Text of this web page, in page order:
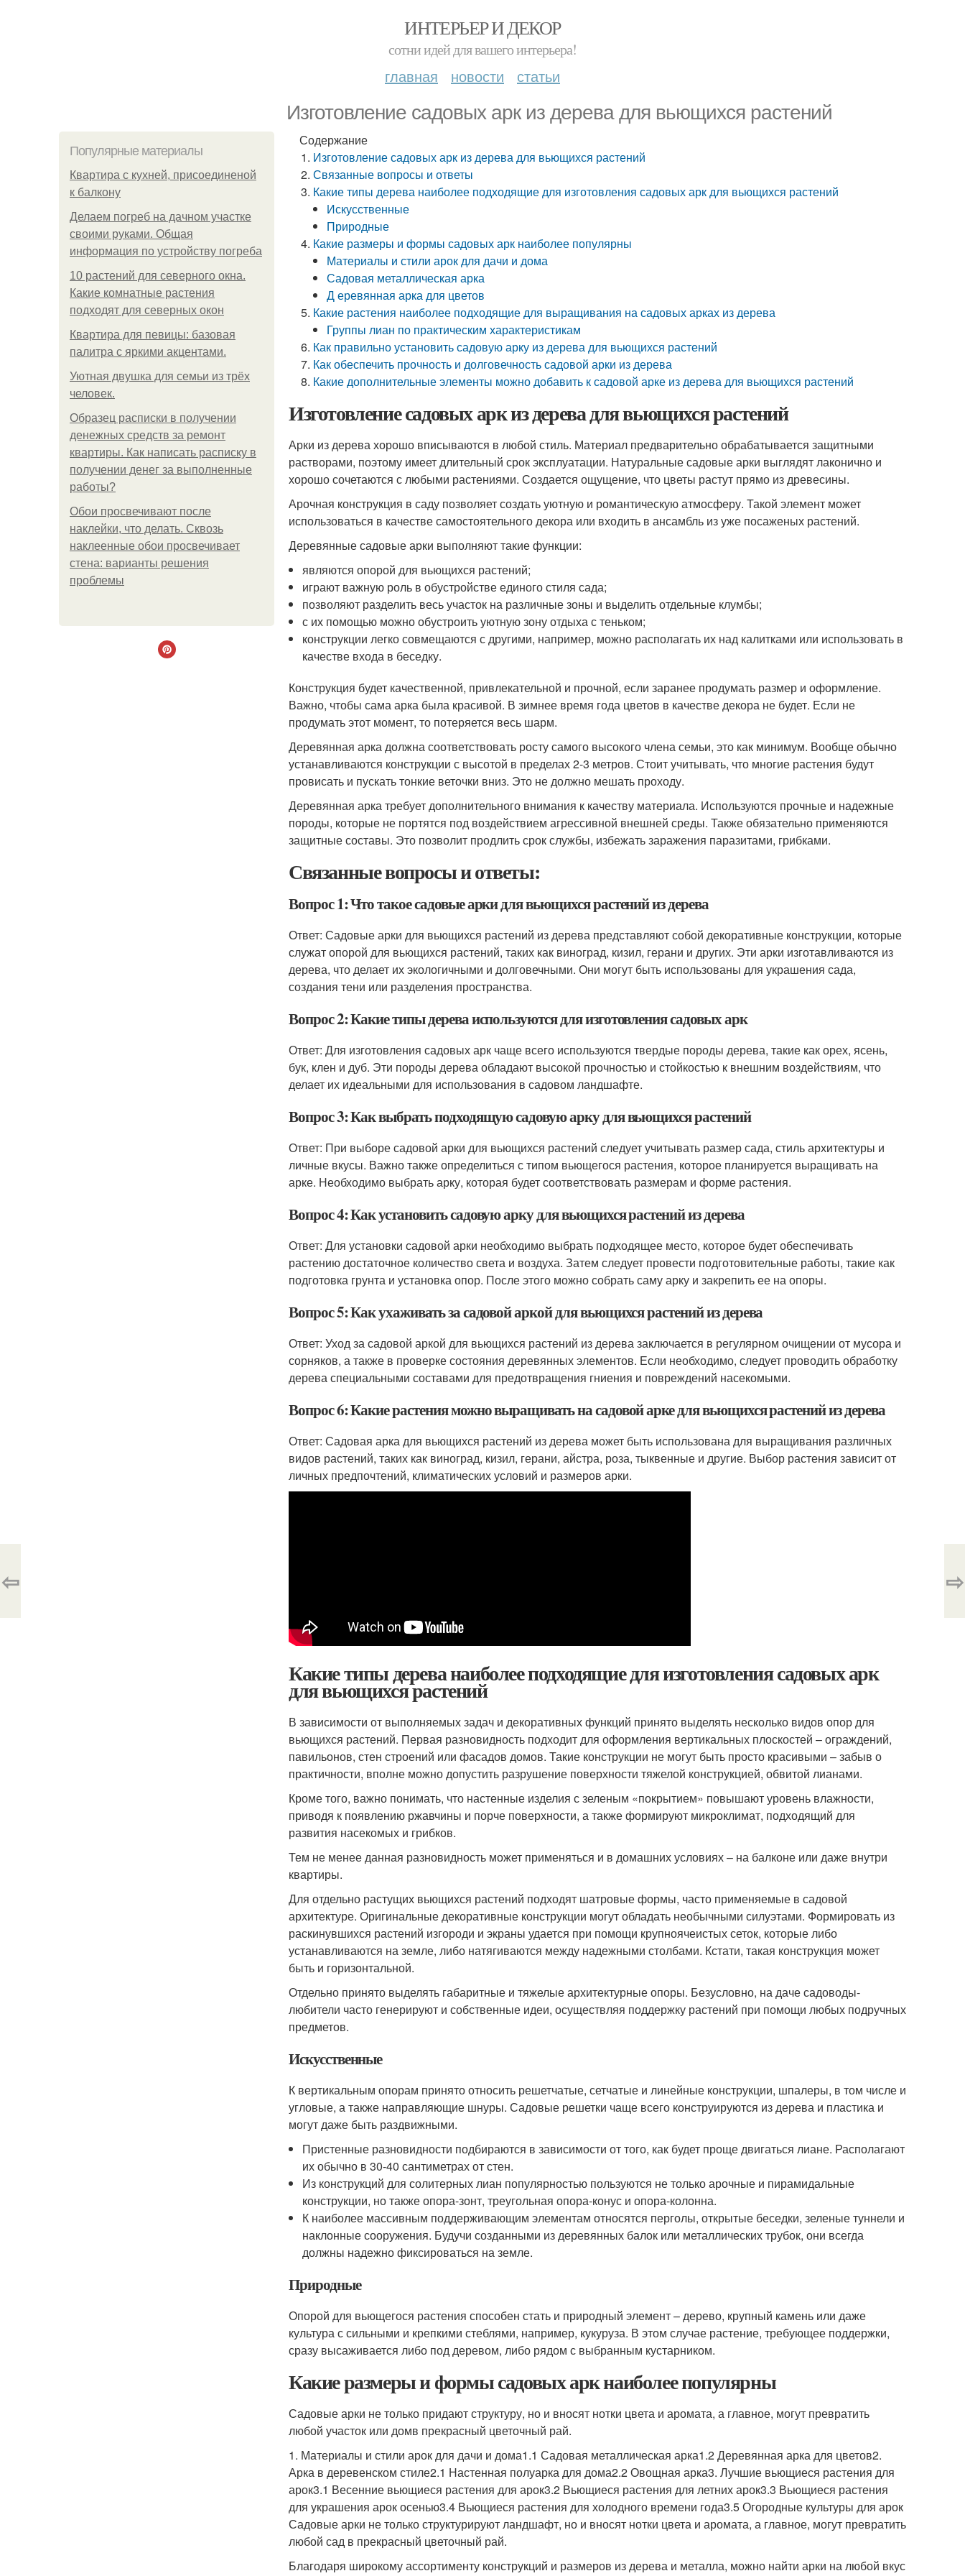
ИНТЕРЬЕР И ДЕКОР
сотни идей для вашего интерьера!
главная новости статьи
Изготовление садовых арк из дерева для вьющихся растений
Популярные материалы
Квартира с кухней, присоединеной
к балкону
Делаем погреб на дачном участке
своими руками. Общая
информация по устройству погреба
10 растений для северного окна.
Какие комнатные растения
подходят для северных окон
Квартира для певицы: базовая
палитра с яркими акцентами.
Уютная двушка для семьи из трёх
человек.
Образец расписки в получении
денежных средств за ремонт
квартиры. Как написать расписку в
получении денег за выполненные
работы?
Обои просвечивают после
наклейки, что делать. Сквозь
наклеенные обои просвечивает
стена: варианты решения
проблемы
Содержание
Изготовление садовых арк из дерева для вьющихся растений
Связанные вопросы и ответы
Какие типы дерева наиболее подходящие для изготовления садовых арк для вьющихся растений
Искусственные
Природные
Какие размеры и формы садовых арк наиболее популярны
Материалы и стили арок для дачи и дома
Садовая металлическая арка
Д еревянная арка для цветов
Какие растения наиболее подходящие для выращивания на садовых арках из дерева
Группы лиан по практическим характеристикам
Как правильно установить садовую арку из дерева для вьющихся растений
Как обеспечить прочность и долговечность садовой арки из дерева
Какие дополнительные элементы можно добавить к садовой арке из дерева для вьющихся растений
Изготовление садовых арк из дерева для вьющихся растений
Арки из дерева хорошо вписываются в любой стиль. Материал предварительно обрабатывается защитными
растворами, поэтому имеет длительный срок эксплуатации. Натуральные садовые арки выглядят лаконично и
хорошо сочетаются с любыми растениями. Создается ощущение, что цветы растут прямо из древесины.
Арочная конструкция в саду позволяет создать уютную и романтическую атмосферу. Такой элемент может
использоваться в качестве самостоятельного декора или входить в ансамбль из уже посаженых растений.
Деревянные садовые арки выполняют такие функции:
являются опорой для вьющихся растений;
играют важную роль в обустройстве единого стиля сада;
позволяют разделить весь участок на различные зоны и выделить отдельные клумбы;
с их помощью можно обустроить уютную зону отдыха с теньком;
конструкции легко совмещаются с другими, например, можно располагать их над калитками или использовать в
качестве входа в беседку.
Конструкция будет качественной, привлекательной и прочной, если заранее продумать размер и оформление.
Важно, чтобы сама арка была красивой. В зимнее время года цветов в качестве декора не будет. Если не
продумать этот момент, то потеряется весь шарм.
Деревянная арка должна соответствовать росту самого высокого члена семьи, это как минимум. Вообще обычно
устанавливаются конструкции с высотой в пределах 2-3 метров. Стоит учитывать, что многие растения будут
провисать и пускать тонкие веточки вниз. Это не должно мешать проходу.
Деревянная арка требует дополнительного внимания к качеству материала. Используются прочные и надежные
породы, которые не портятся под воздействием агрессивной внешней среды. Также обязательно применяются
защитные составы. Это позволит продлить срок службы, избежать заражения паразитами, грибками.
Связанные вопросы и ответы:
Вопрос 1: Что такое садовые арки для вьющихся растений из дерева
Ответ: Садовые арки для вьющихся растений из дерева представляют собой декоративные конструкции, которые
служат опорой для вьющихся растений, таких как виноград, кизил, герани и других. Эти арки изготавливаются из
дерева, что делает их экологичными и долговечными. Они могут быть использованы для украшения сада,
создания тени или разделения пространства.
Вопрос 2: Какие типы дерева используются для изготовления садовых арк
Ответ: Для изготовления садовых арк чаще всего используются твердые породы дерева, такие как орех, ясень,
бук, клен и дуб. Эти породы дерева обладают высокой прочностью и стойкостью к внешним воздействиям, что
делает их идеальными для использования в садовом ландшафте.
Вопрос 3: Как выбрать подходящую садовую арку для вьющихся растений
Ответ: При выборе садовой арки для вьющихся растений следует учитывать размер сада, стиль архитектуры и
личные вкусы. Важно также определиться с типом вьющегося растения, которое планируется выращивать на
арке. Необходимо выбрать арку, которая будет соответствовать размерам и форме растения.
Вопрос 4: Как установить садовую арку для вьющихся растений из дерева
Ответ: Для установки садовой арки необходимо выбрать подходящее место, которое будет обеспечивать
растению достаточное количество света и воздуха. Затем следует провести подготовительные работы, такие как
подготовка грунта и установка опор. После этого можно собрать саму арку и закрепить ее на опоры.
Вопрос 5: Как ухаживать за садовой аркой для вьющихся растений из дерева
Ответ: Уход за садовой аркой для вьющихся растений из дерева заключается в регулярном очищении от мусора и
сорняков, а также в проверке состояния деревянных элементов. Если необходимо, следует проводить обработку
дерева специальными составами для предотвращения гниения и повреждений насекомыми.
Вопрос 6: Какие растения можно выращивать на садовой арке для вьющихся растений из дерева
Ответ: Садовая арка для вьющихся растений из дерева может быть использована для выращивания различных
видов растений, таких как виноград, кизил, герани, айстра, роза, тыквенные и другие. Выбор растения зависит от
личных предпочтений, климатических условий и размеров арки.
Какие типы дерева наиболее подходящие для изготовления садовых арк
для вьющихся растений
В зависимости от выполняемых задач и декоративных функций принято выделять несколько видов опор для
вьющихся растений. Первая разновидность подходит для оформления вертикальных плоскостей – ограждений,
павильонов, стен строений или фасадов домов. Такие конструкции не могут быть просто красивыми – забыв о
практичности, вполне можно допустить разрушение поверхности тяжелой конструкцией, обвитой лианами.
Кроме того, важно понимать, что настенные изделия с зеленым «покрытием» повышают уровень влажности,
приводя к появлению ржавчины и порче поверхности, а также формируют микроклимат, подходящий для
развития насекомых и грибков.
Тем не менее данная разновидность может применяться и в домашних условиях – на балконе или даже внутри
квартиры.
Для отдельно растущих вьющихся растений подходят шатровые формы, часто применяемые в садовой
архитектуре. Оригинальные декоративные конструкции могут обладать необычными силуэтами. Формировать из
раскинувшихся растений изгороди и экраны удается при помощи крупноячеистых сеток, которые либо
устанавливаются на земле, либо натягиваются между надежными столбами. Кстати, такая конструкция может
быть и горизонтальной.
Отдельно принято выделять габаритные и тяжелые архитектурные опоры. Безусловно, на даче садоводы-
любители часто генерируют и собственные идеи, осуществляя поддержку растений при помощи любых подручных
предметов.
Искусственные
К вертикальным опорам принято относить решетчатые, сетчатые и линейные конструкции, шпалеры, в том числе и
угловые, а также направляющие шнуры. Садовые решетки чаще всего конструируются из дерева и пластика и
могут даже быть раздвижными.
Пристенные разновидности подбираются в зависимости от того, как будет проще двигаться лиане. Располагают
их обычно в 30-40 сантиметрах от стен.
Из конструкций для солитерных лиан популярностью пользуются не только арочные и пирамидальные
конструкции, но также опора-зонт, треугольная опора-конус и опора-колонна.
К наиболее массивным поддерживающим элементам относятся перголы, открытые беседки, зеленые туннели и
наклонные сооружения. Будучи созданными из деревянных балок или металлических трубок, они всегда
должны надежно фиксироваться на земле.
Природные
Опорой для вьющегося растения способен стать и природный элемент – дерево, крупный камень или даже
культура с сильными и крепкими стеблями, например, кукуруза. В этом случае растение, требующее поддержки,
сразу высаживается либо под деревом, либо рядом с выбранным кустарником.
Какие размеры и формы садовых арк наиболее популярны
Садовые арки не только придают структуру, но и вносят нотки цвета и аромата, а главное, могут превратить
любой участок или домв прекрасный цветочный рай.
1. Материалы и стили арок для дачи и дома1.1 Садовая металлическая арка1.2 Деревянная арка для цветов2.
Арка в деревенском стиле2.1 Настенная полуарка для дома2.2 Овощная арка3. Лучшие вьющиеся растения для
арок3.1 Весенние вьющиеся растения для арок3.2 Вьющиеся растения для летних арок3.3 Вьющиеся растения
для украшения арок осенью3.4 Вьющиеся растения для холодного времени года3.5 Огородные культуры для арок
Садовые арки не только структурируют ландшафт, но и вносят нотки цвета и аромата, а главное, могут превратить
любой сад в прекрасный цветочный рай.
Благодаря широкому ассортименту конструкций и размеров из дерева и металла, можно найти арки на любой вкус
⇦ ⇨